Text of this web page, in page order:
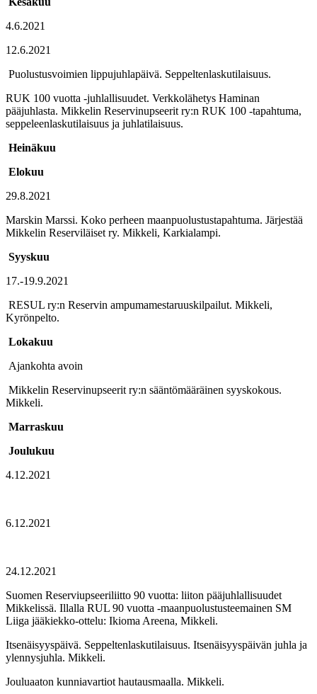
4.6.2021
12.6.2021
Puolustusvoimien lippujuhlapäivä. Seppeltenlaskutilaisuus.
RUK 100 vuotta -juhlallisuudet. Verkkolähetys Haminan
pääjuhlasta. Mikkelin Reservinupseerit ry:n RUK 100 -tapahtuma,
seppeleenlaskutilaisuus ja juhlatilaisuus.
Heinäkuu
Elokuu
29.8.2021
Marskin Marssi. Koko perheen maanpuolustustapahtuma. Järjestää
Mikkelin Reserviläiset ry. Mikkeli, Karkialampi.
Syyskuu
17.-19.9.2021
RESUL ry:n Reservin ampumamestaruuskilpailut. Mikkeli,
Kyrönpelto.
Lokakuu
Ajankohta avoin
Mikkelin Reservinupseerit ry:n sääntömääräinen syyskokous.
Mikkeli.
Marraskuu
Joulukuu
4.12.2021
6.12.2021
24.12.2021
Suomen Reserviupseeriliitto 90 vuotta: liiton pääjuhlallisuudet
Mikkelissä. Illalla RUL 90 vuotta -maanpuolustusteemainen SM
Liiga jääkiekko-ottelu: Ikioma Areena, Mikkeli.
Itsenäisyyspäivä. Seppeltenlaskutilaisuus. Itsenäisyyspäivän juhla ja
ylennysjuhla. Mikkeli.
Jouluaaton kunniavartiot hautausmaalla. Mikkeli.